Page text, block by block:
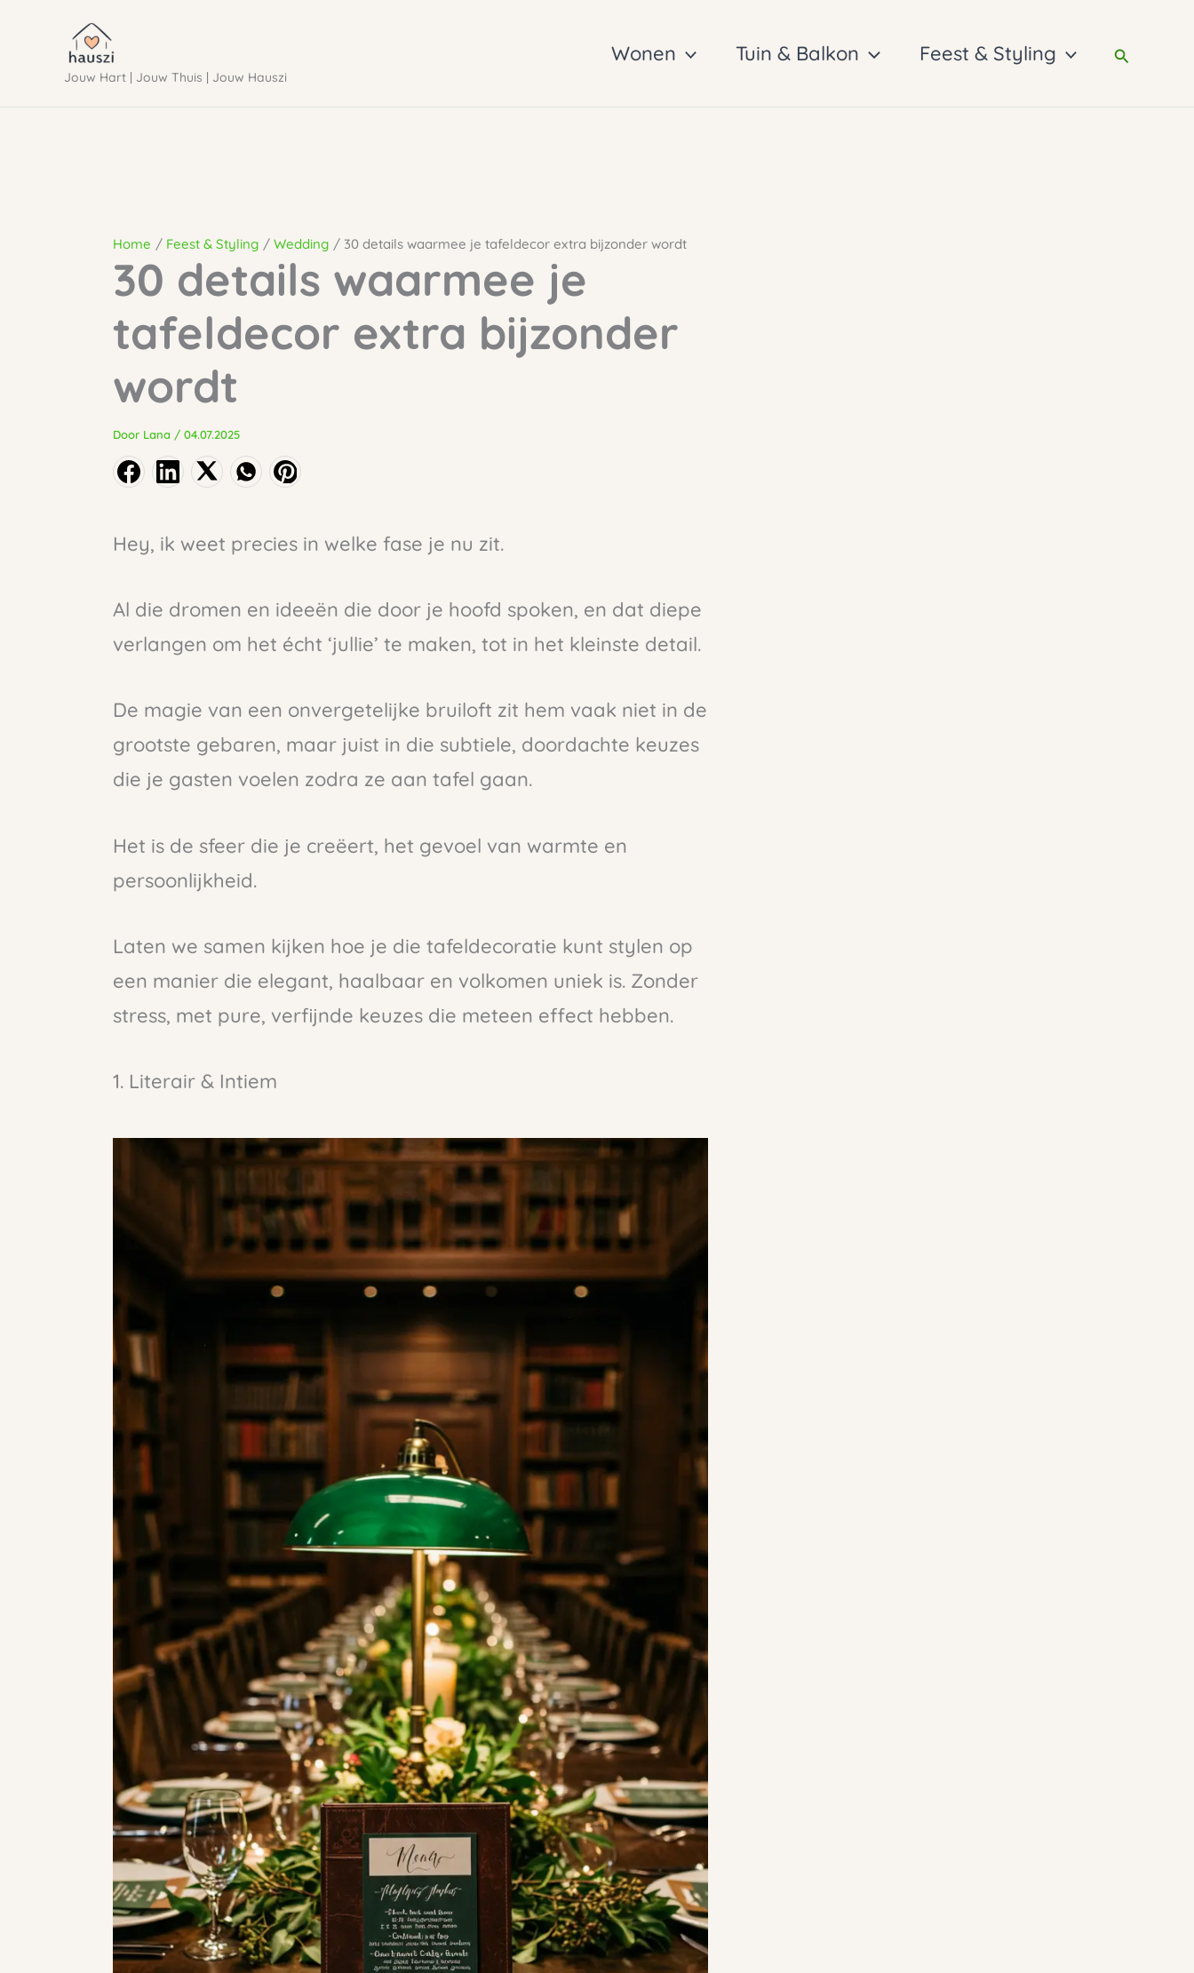
Jouw Hart | Jouw Thuis | Jouw Hauszi
Wonen Tuin & Balkon Feest & Styling Zoeken
Home Feest & Styling Wedding 30 details waarmee je tafeldecor extra bijzonder wordt
30 details waarmee je
tafeldecor extra bijzonder
wordt
Door Lana / 04.07.2025
Hey, ik weet precies in welke fase je nu zit.
Al die dromen en ideeën die door je hoofd spoken, en dat diepe
verlangen om het écht ‘jullie’ te maken, tot in het kleinste detail.
De magie van een onvergetelijke bruiloft zit hem vaak niet in de
grootste gebaren, maar juist in die subtiele, doordachte keuzes
die je gasten voelen zodra ze aan tafel gaan.
Het is de sfeer die je creëert, het gevoel van warmte en
persoonlijkheid.
Laten we samen kijken hoe je die tafeldecoratie kunt stylen op
een manier die elegant, haalbaar en volkomen uniek is. Zonder
stress, met pure, verfijnde keuzes die meteen effect hebben.
1. Literair & Intiem